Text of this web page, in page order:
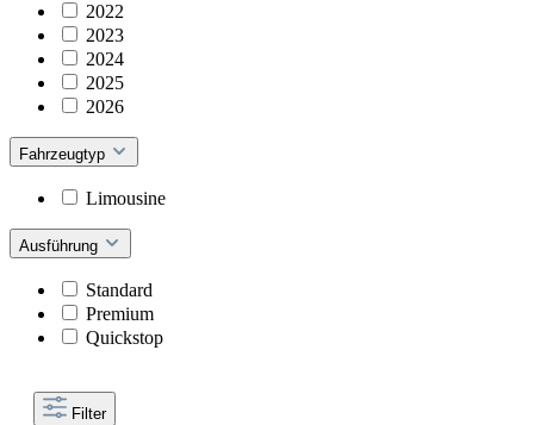
2022
2023
2024
2025
2026
Fahrzeugtyp
Limousine
Ausführung
Standard
Premium
Quickstop
Filter